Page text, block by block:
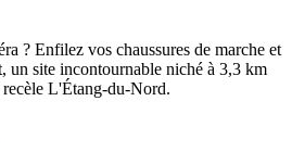
? Enfilez vos chaussures de marche et
un site incontournable niché à 3,3 km
L'Étang-du-Nord.